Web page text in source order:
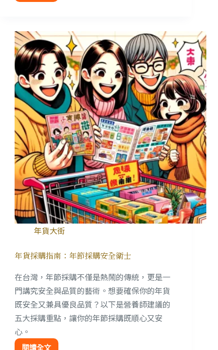
年貨大街
年貨採購指南：年節採購安全衛士
在台灣，年節採購不僅是熱鬧的傳統，更是一
門講究安全與品質的藝術。想要確保你的年貨
既安全又兼具優良品質？以下是營養師建議的
五大採購重點，讓你的年節採購既順心又安
心。
閱讀全文